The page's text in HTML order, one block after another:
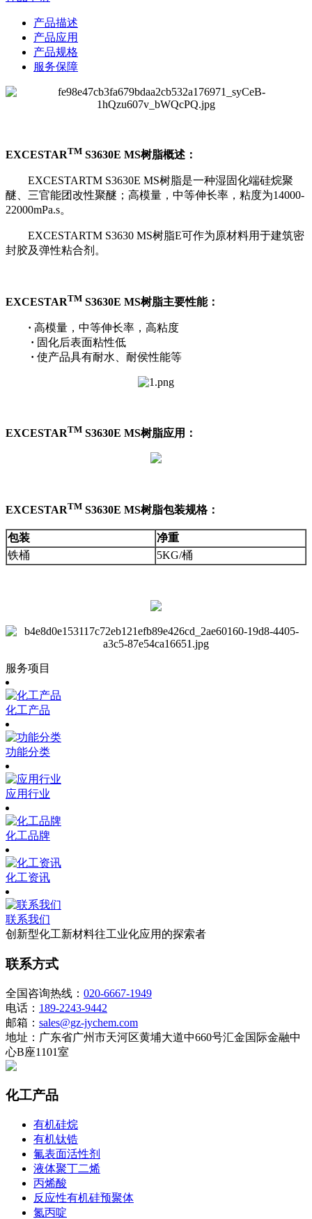
产品描述
产品应用
产品规格
服务保障
EXCESTARTM S3630E MS树脂概述：
EXCESTARTM S3630E MS树脂是一种湿固化端硅烷聚
醚、三官能团改性聚醚；高模量，中等伸长率，粘度为14000-
22000mPa.s。
EXCESTARTM S3630 MS树脂E可作为原材料用于建筑密
封胶及弹性粘合剂。
EXCESTARTM S3630E MS树脂主要性能：
· 高模量，中等伸长率，高粘度
· 固化后表面粘性低
· 使产品具有耐水、耐侯性能等
EXCESTARTM S3630E MS树脂应用：
EXCESTARTM S3630E MS树脂包装规格：
包装
净重
铁桶
5KG/桶
服务项目
化工产品
功能分类
应用行业
化工品牌
化工资讯
联系我们
创新型化工新材料往工业化应用的探索者
联系方式
全国咨询热线： 020-6667-1949
电话： 189-2243-9442
邮箱： sales@gz-jychem.com
地址：广东省广州市天河区黄埔大道中660号汇金国际金融中
心B座1101室
化工产品
有机硅烷
有机钛锆
氟表面活性剂
液体聚丁二烯
丙烯酸
反应性有机硅预聚体
氮丙啶